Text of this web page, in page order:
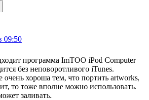
09:50
программа ImTOO iPod Computer
без неповоротливого iTunes.
очень хороша тем, что портить artworks,
то тоже вполне можно использовать.
заливать.